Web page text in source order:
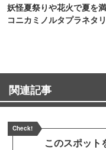
妖怪夏祭りや花火で夏を
コニカミノルタプラネタ
関連記事
Check!
このスポット